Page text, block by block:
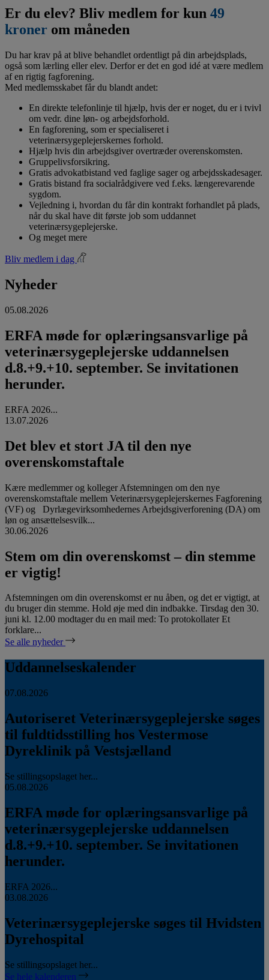
Er du elev? Bliv medlem for kun 49
kroner om måneden
Du har krav på at blive behandlet ordentligt på din arbejdsplads,
også som lærling eller elev. Derfor er det en god idé at være medlem
af en rigtig fagforening.
Med medlemsskabet får du blandt andet:
En direkte telefonlinje til hjælp, hvis der er noget, du er i tvivl
om vedr. dine løn- og arbejdsforhold.
En fagforening, som er specialiseret i
veterinærsygeplejerskernes forhold.
Hjælp hvis din arbejdsgiver overtræder overenskomsten.
Gruppelivsforsikring.
Gratis advokatbistand ved faglige sager og arbejdsskadesager.
Gratis bistand fra socialrådgivere ved f.eks. længerevarende
sygdom.
Vejledning i, hvordan du får din kontrakt forhandlet på plads,
når du skal have dit første job som uddannet
veterinærsygeplejerske.
Og meget mere
Bliv medlem i dag
Nyheder
05.08.2026
ERFA møde for oplæringsansvarlige på
veterinærsygeplejerske uddannelsen
d.8.+9.+10. september. Se invitationen
herunder.
ERFA 2026...
13.07.2026
Det blev et stort JA til den nye
overenskomstaftale
Kære medlemmer og kolleger Afstemningen om den nye
overenskomstaftale mellem Veterinærsygeplejerskernes Fagforening
(VF) og Dyrlægevirksomhedernes Arbejdsgiverforening (DA) om
løn og ansættelsesvilk...
30.06.2026
Stem om din overenskomst – din stemme
er vigtig!
Afstemningen om din overenskomst er nu åben, og det er vigtigt, at
du bruger din stemme. Hold øje med din indbakke. Tirsdag den 30.
juni kl. 12.00 modtager du en mail med: To protokollater Et
forklare...
Se alle nyheder
Uddannelseskalender
07.08.2026
Autoriseret Veterinærsygeplejerske søges
til fuldtidsstilling hos Vestermose
Dyreklinik på Vestsjælland
Se stillingsopslaget her...
05.08.2026
ERFA møde for oplæringsansvarlige på
veterinærsygeplejerske uddannelsen
d.8.+9.+10. september. Se invitationen
herunder.
ERFA 2026...
03.08.2026
Veterinærsygeplejerske søges til Hvidsten
Dyrehospital
Se stillingsopslaget her...
Se hele kalenderen